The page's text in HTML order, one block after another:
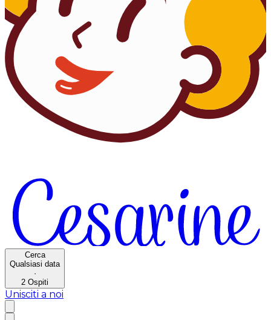
Cerca
Qualsiasi data
·
2 Ospiti
Unisciti a noi